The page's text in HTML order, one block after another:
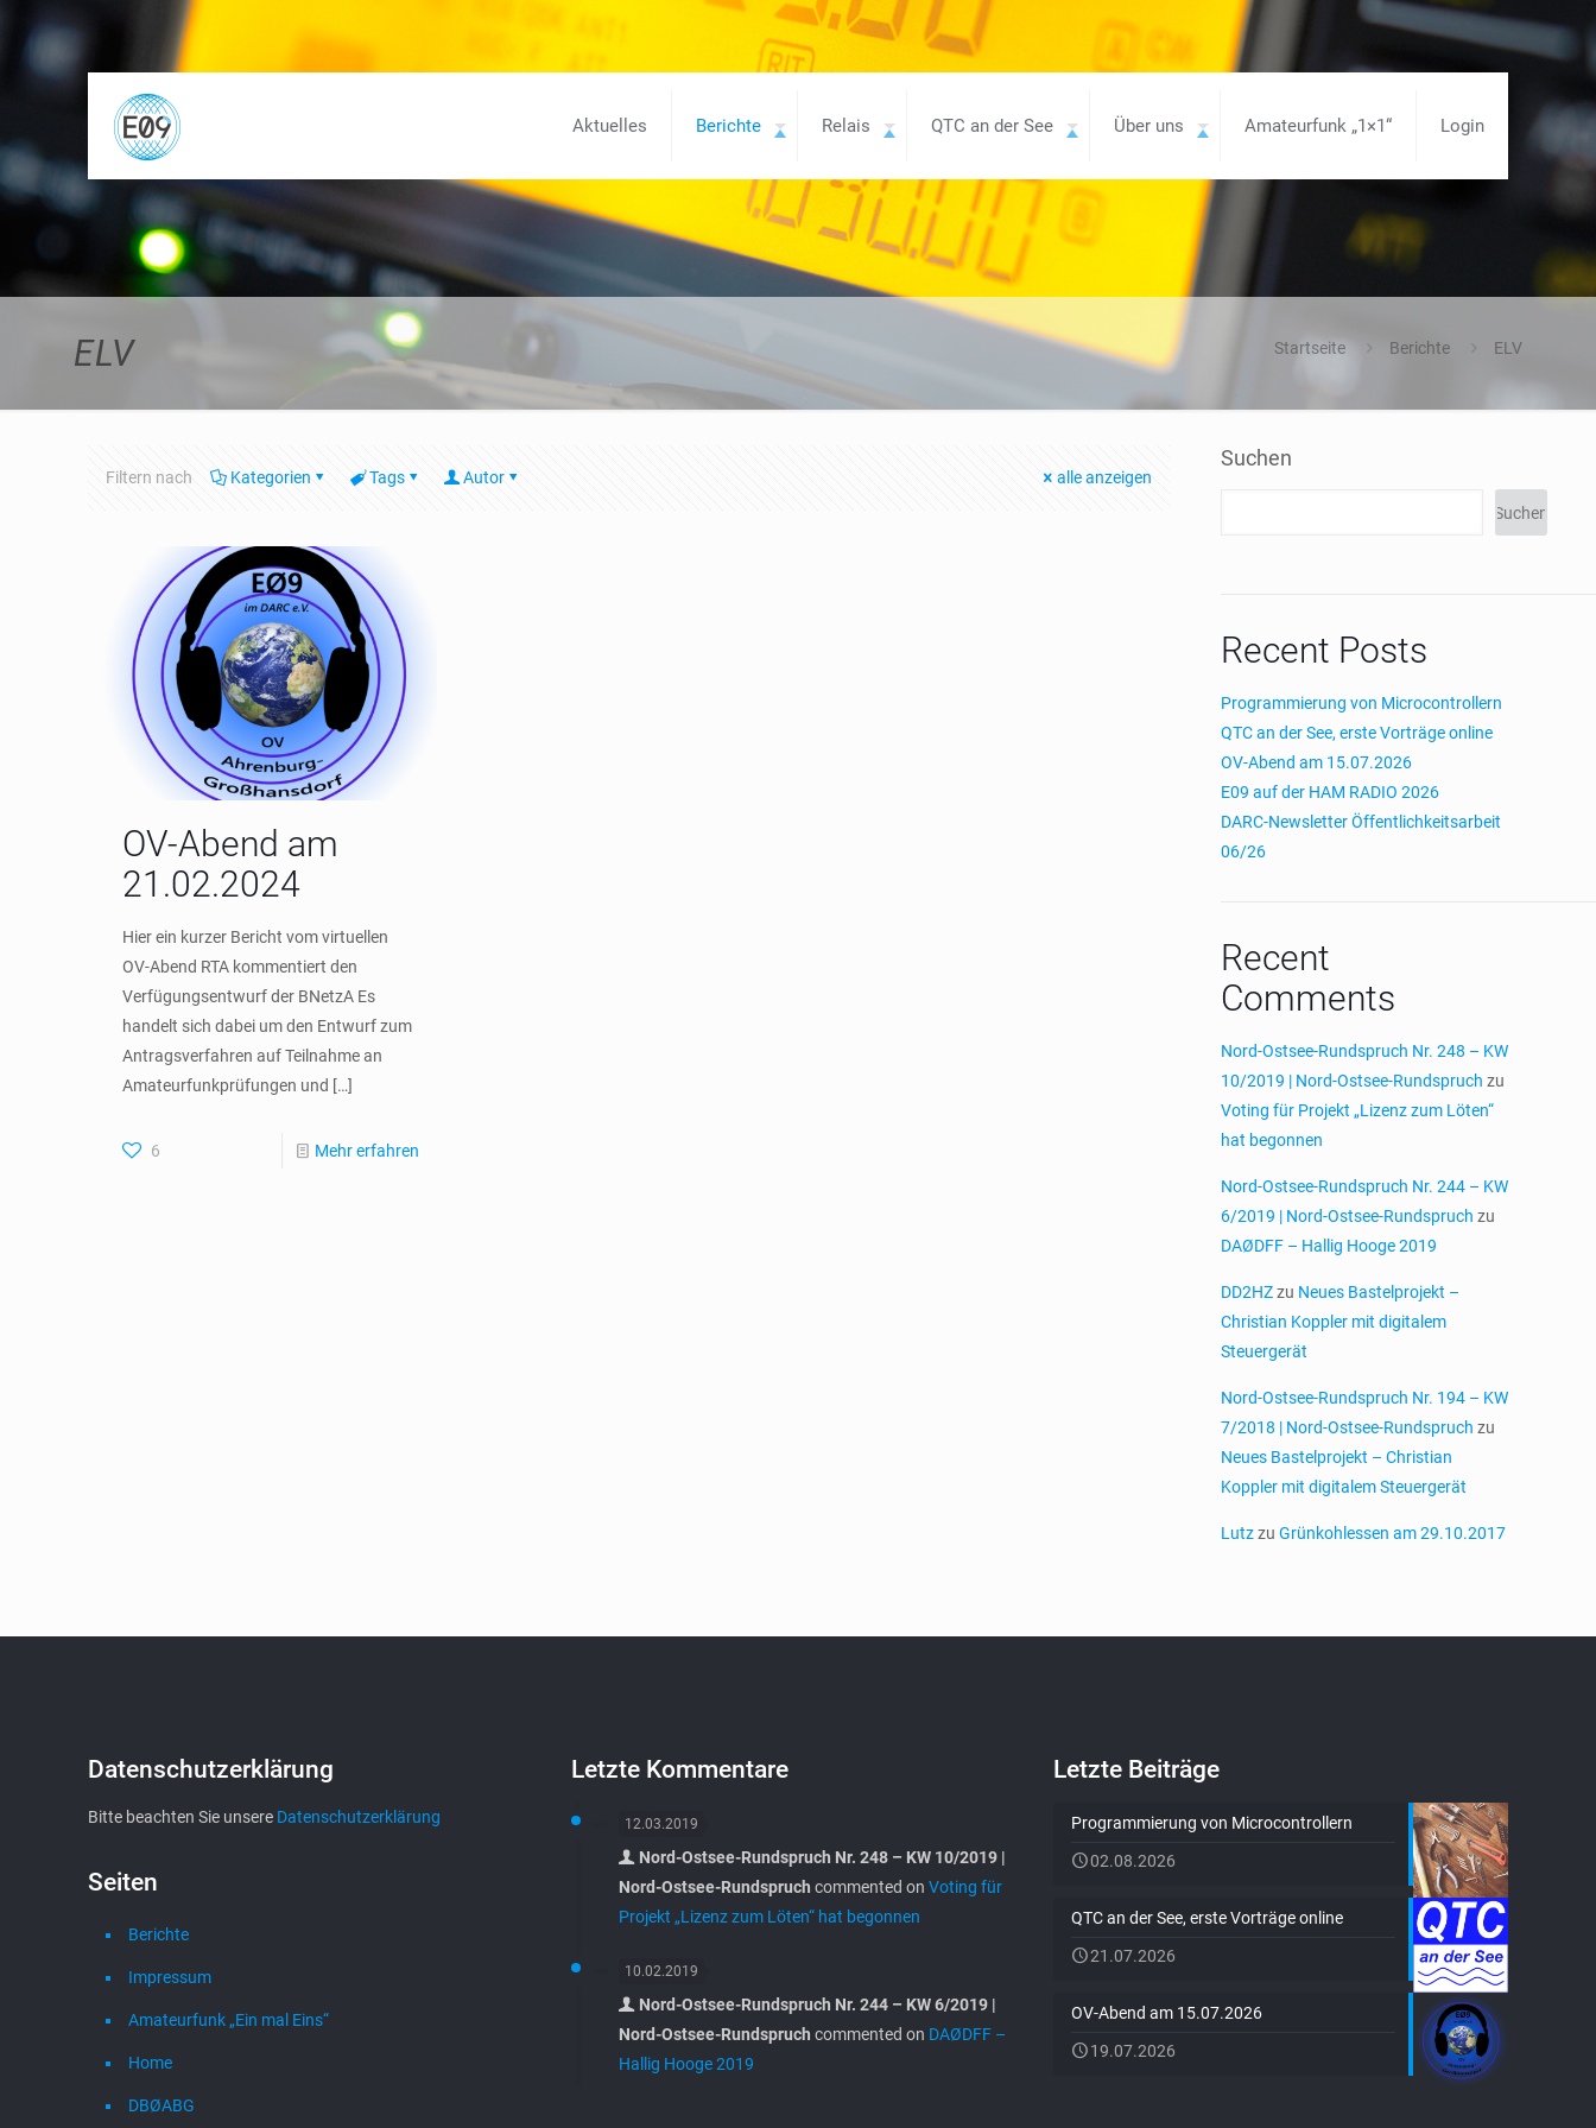
Aktuelles Berichte Relais QTC an der See Über uns Amateurfunk „1×1“ Login
ELV Startseite Berichte ELV
Filtern nach Kategorien Tags Autor alle anzeigen
OV-Abend am
21.02.2024
Hier ein kurzer Bericht vom virtuellen
OV-Abend RTA kommentiert den
Verfügungsentwurf der BNetzA Es
handelt sich dabei um den Entwurf zum
Antragsverfahren auf Teilnahme an
Amateurfunkprüfungen und […]
6 Mehr erfahren
Suchen
Suchen
Recent Posts
Programmierung von Microcontrollern
QTC an der See, erste Vorträge online
OV-Abend am 15.07.2026
E09 auf der HAM RADIO 2026
DARC-Newsletter Öffentlichkeitsarbeit
06/26
Recent
Comments
Nord-Ostsee-Rundspruch Nr. 248 – KW
10/2019 | Nord-Ostsee-Rundspruch zu
Voting für Projekt „Lizenz zum Löten“
hat begonnen
Nord-Ostsee-Rundspruch Nr. 244 – KW
6/2019 | Nord-Ostsee-Rundspruch zu
DAØDFF – Hallig Hooge 2019
DD2HZzu Neues Bastelprojekt –
Christian Koppler mit digitalem
Steuergerät
Nord-Ostsee-Rundspruch Nr. 194 – KW
7/2018 | Nord-Ostsee-Rundspruch zu
Neues Bastelprojekt – Christian
Koppler mit digitalem Steuergerät
Lutzzu Grünkohlessen am 29.10.2017
Datenschutzerklärung
Bitte beachten Sie unsere Datenschutzerklärung
Seiten
Berichte
Impressum
Amateurfunk „Ein mal Eins“
Home
DBØABG
Letzte Kommentare
12.03.2019
Nord-Ostsee-Rundspruch Nr. 248 – KW 10/2019 |
Nord-Ostsee-Rundspruch commented on Voting für
Projekt „Lizenz zum Löten“ hat begonnen
10.02.2019
Nord-Ostsee-Rundspruch Nr. 244 – KW 6/2019 |
Nord-Ostsee-Rundspruch commented on DAØDFF –
Hallig Hooge 2019
Letzte Beiträge
Programmierung von Microcontrollern
02.08.2026
QTC an der See, erste Vorträge online
21.07.2026
OV-Abend am 15.07.2026
19.07.2026